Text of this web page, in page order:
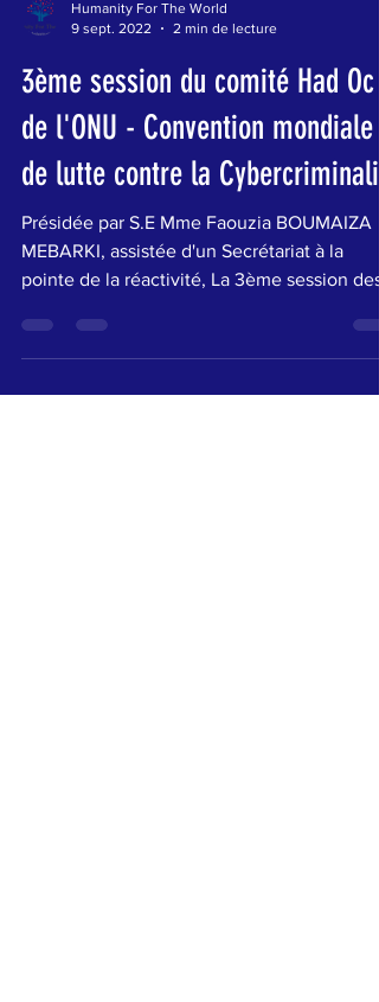
Humanity For The World
9 sept. 2022
2 min de lecture
de l'ONU - Convention mondiale
de lutte contre la